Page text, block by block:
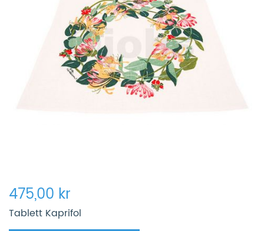
475,00 kr
Tablett Kaprifol